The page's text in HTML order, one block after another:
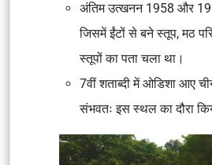
अंतिम उत्खनन 1958 और
जिसमें ईंटों से बने स्तूप, मठ
स्तूपों का पता चला था।
7वीं शताब्दी में ओडिशा आए
संभवतः इस स्थल का दौरा